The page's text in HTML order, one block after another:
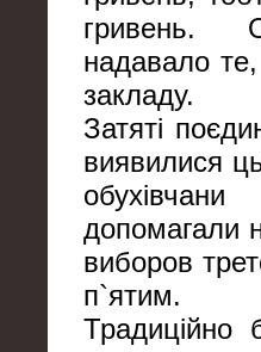
гривень.
надавало
закладу.
Затяті
виявилися
допомагали
виборов
п`ятим.
Традиційно